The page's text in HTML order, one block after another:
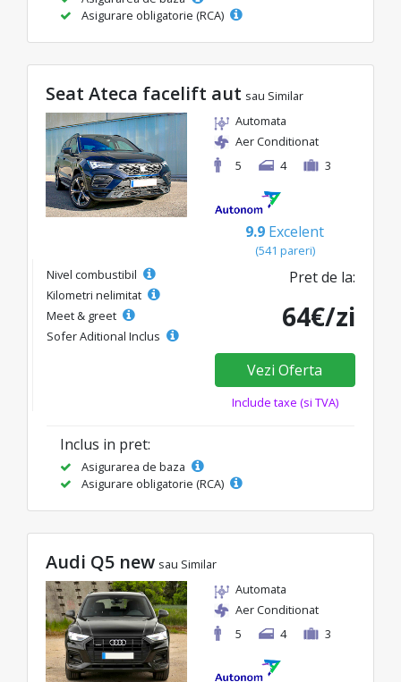
Asigurare obligatorie (RCA)
Seat Ateca facelift aut sau Similar
Automata
Aer Conditionat
5
4 3
9.9 Excelent
(541 pareri)
Nivel combustibil
Kilometri nelimitat
Meet & greet
Sofer Aditional Inclus
Pret de la:
64€/zi
Vezi Oferta
Include taxe (si TVA)
Inclus in pret:
Asigurarea de baza
Asigurare obligatorie (RCA)
Audi Q5 new sau Similar
Automata
Aer Conditionat
5
4 3